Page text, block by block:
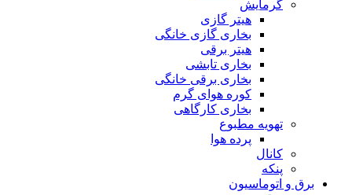
گرمایش
هیتر گازی
بخاری گازی خانگی
هیتر برقی
بخاری تابشی
بخاری برقی خانگی
کوره هوای گرم
بخاری کارگاهی
تهویه مطبوع
پرده هوا
کانال
پنکه
برق و اتوماسیون